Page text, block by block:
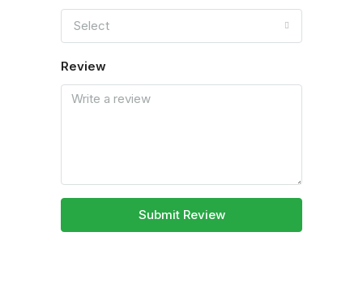
Select
Review
Submit Review